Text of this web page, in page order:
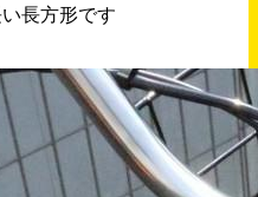
長方形です